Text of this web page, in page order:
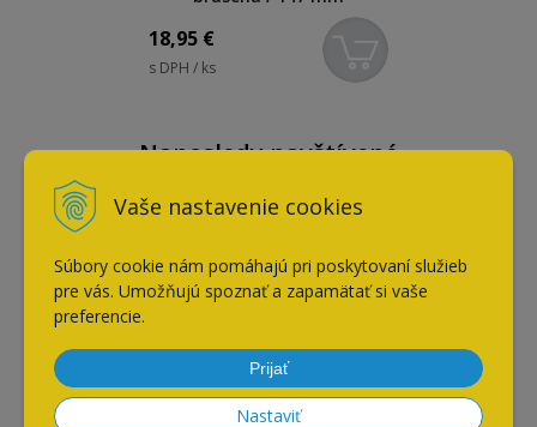
Vaše nastavenie cookies
Súbory cookie nám pomáhajú pri poskytovaní služieb
pre vás. Umožňujú spoznať a zapamätať si vaše
preferencie.
Prijať
Nastaviť
18,95 €
s DPH / ks
Naposledy navštívené
brúsená / 1197 mm